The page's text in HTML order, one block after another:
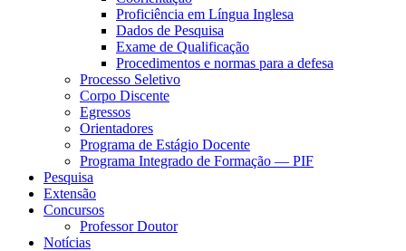
Proficiência em Língua Inglesa
Dados de Pesquisa
Exame de Qualificação
Procedimentos e normas para a defesa
Processo Seletivo
Corpo Discente
Egressos
Orientadores
Programa de Estágio Docente
Programa Integrado de Formação — PIF
Pesquisa
Extensão
Concursos
Professor Doutor
Notícias